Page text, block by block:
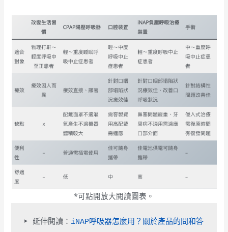
*可點開放大閱讀圖表。
➤ 延伸閱讀： iNAP呼吸器怎麼用？關於產品的問和答